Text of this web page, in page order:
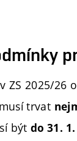
ZS 2025/26
trvat
být do 31.